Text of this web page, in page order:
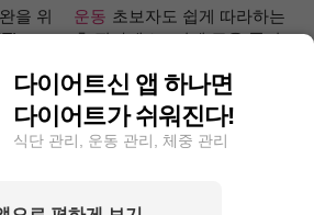
을 위
운동 초보자도 쉽게 따라하는
홈 필라테스 –어깨 근육 풀어주
다이어트신 앱 하나면
다이어트가 쉬워진다!
식단 관리, 운동 관리, 체중 관리